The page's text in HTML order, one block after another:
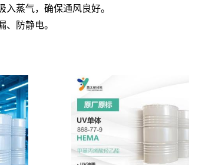
蒸气，确保通风良好。
防静电。